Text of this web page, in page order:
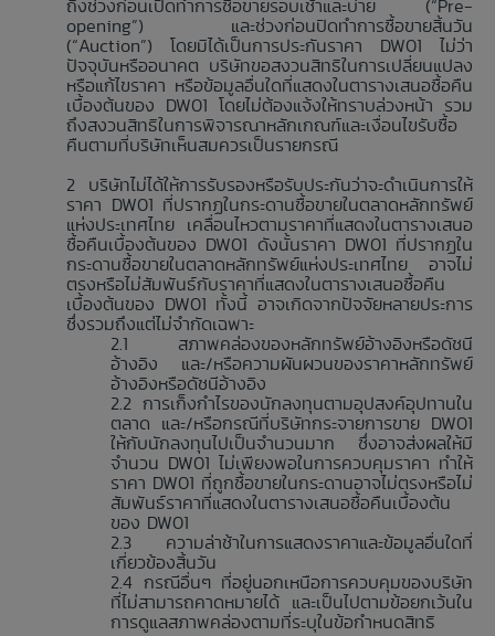
ถึงช่วงก่อนเปิดทำการซื้อขายรอบเช้าและบ่าย (“Pre-
opening”) และช่วงก่อนปิดทำการซื้อขายสิ้นวัน
(“Auction”) โดยมิได้เป็นการประกันราคา DW01 ไม่ว่า
ปัจจุบันหรืออนาคต บริษัทขอสงวนสิทธิในการเปลี่ยนแปลง
หรือแก้ไขราคา หรือข้อมูลอื่นใดที่แสดงในตารางเสนอซื้อคืน
เบื้องต้นของ DW01 โดยไม่ต้องแจ้งให้ทราบล่วงหน้า รวม
ถึงสงวนสิทธิในการพิจารณาหลักเกณฑ์และเงื่อนไขรับซื้อ
คืนตามที่บริษัทเห็นสมควรเป็นรายกรณี
บริษัทไม่ได้ให้การรับรองหรือรับประกันว่าจะดำเนินการให้
ราคา DW01 ที่ปรากฏในกระดานซื้อขายในตลาดหลักทรัพย์
แห่งประเทศไทย เคลื่อนไหวตามราคาที่แสดงในตารางเสนอ
ซื้อคืนเบื้องต้นของ DW01 ดังนั้นราคา DW01 ที่ปรากฏใน
กระดานซื้อขายในตลาดหลักทรัพย์แห่งประเทศไทย อาจไม่
ตรงหรือไม่สัมพันธ์กับราคาที่แสดงในตารางเสนอซื้อคืน
เบื้องต้นของ DW01 ทั้งนี้ อาจเกิดจากปัจจัยหลายประการ
ซึ่งรวมถึงแต่ไม่จำกัดเฉพาะ
สภาพคล่องของหลักทรัพย์อ้างอิงหรือดัชนี
อ้างอิง และ/หรือความผันผวนของราคาหลักทรัพย์
อ้างอิงหรือดัชนีอ้างอิง
การเก็งกำไรของนักลงทุนตามอุปสงค์อุปทานใน
ตลาด และ/หรือกรณีที่บริษัทกระจายการขาย DW01
ให้กับนักลงทุนไปเป็นจำนวนมาก ซึ่งอาจส่งผลให้มี
จำนวน DW01 ไม่เพียงพอในการควบคุมราคา ทำให้
ราคา DW01 ที่ถูกซื้อขายในกระดานอาจไม่ตรงหรือไม่
สัมพันธ์ราคาที่แสดงในตารางเสนอซื้อคืนเบื้องต้น
ของ DW01
ความล่าช้าในการแสดงราคาและข้อมูลอื่นใดที่
เกี่ยวข้องสิ้นวัน
กรณีอื่นๆ ที่อยู่นอกเหนือการควบคุมของบริษัท
ที่ไม่สามารถคาดหมายได้ และเป็นไปตามข้อยกเว้นใน
การดูแลสภาพคล่องตามที่ระบุในข้อกำหนดสิทธิ